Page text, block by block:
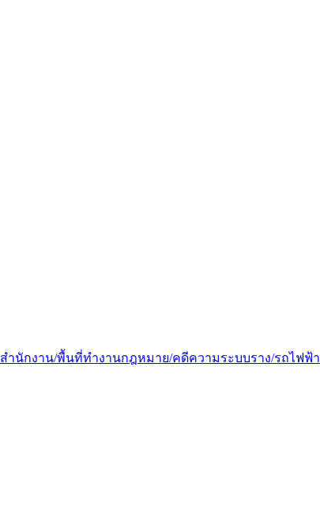
สำนักงาน/พื้นที่ทำงานกฎหมาย/คดีความระบบราง/รถไฟฟ้า